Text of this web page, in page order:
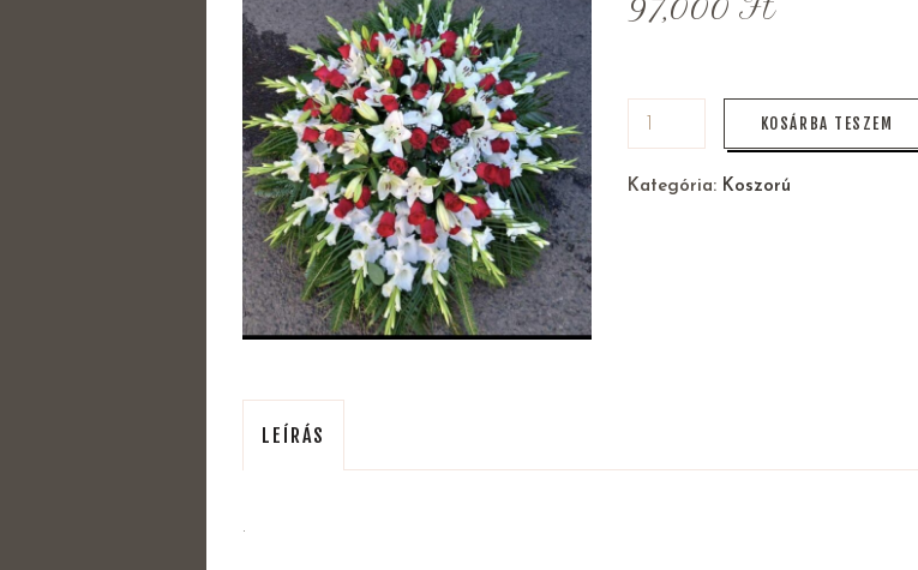
KOSÁRBA TESZEM
Kategória: Koszorú
LEÍRÁS
.